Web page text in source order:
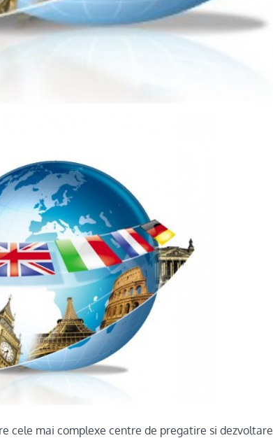
cele mai complexe centre de pregatire si dezvoltare